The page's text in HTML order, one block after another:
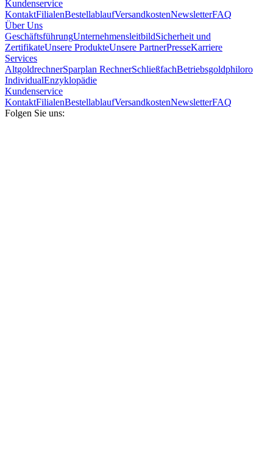
Kundenservice
KontaktFilialenBestellablaufVersandkostenNewsletterFAQ
Über Uns
GeschäftsführungUnternehmensleitbildSicherheit und
ZertifikateUnsere ProdukteUnsere PartnerPresseKarriere
Services
AltgoldrechnerSparplan RechnerSchließfachBetriebsgoldphiloro
IndividualEnzyklopädie
Kundenservice
KontaktFilialenBestellablaufVersandkostenNewsletterFAQ
Folgen Sie uns: